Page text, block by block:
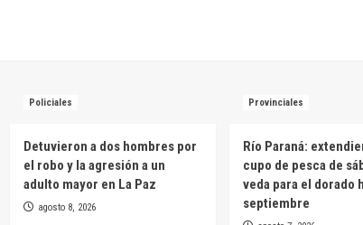
Policiales
Detuvieron a dos hombres por
el robo y la agresión a un
adulto mayor en La Paz
agosto 8, 2026
Provinciales
Río Paraná:
cupo de pesca de
veda para el dorado
septiembre